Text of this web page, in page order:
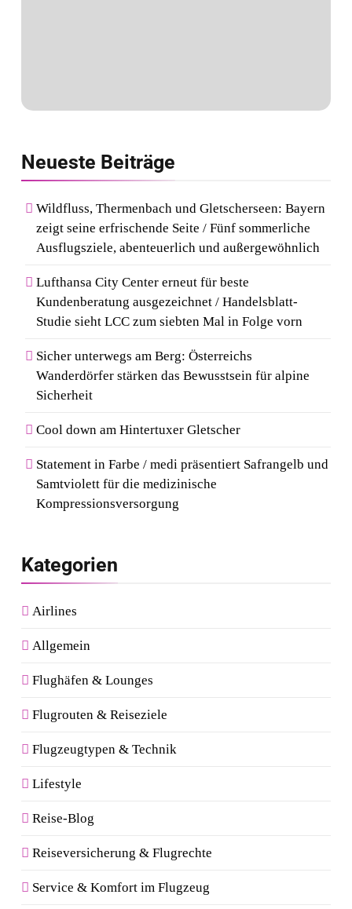
Neueste Beiträge
Wildfluss, Thermenbach und Gletscherseen: Bayern
zeigt seine erfrischende Seite / Fünf sommerliche
Ausflugsziele, abenteuerlich und außergewöhnlich
Lufthansa City Center erneut für beste
Kundenberatung ausgezeichnet / Handelsblatt-
Studie sieht LCC zum siebten Mal in Folge vorn
Sicher unterwegs am Berg: Österreichs
Wanderdörfer stärken das Bewusstsein für alpine
Sicherheit
Cool down am Hintertuxer Gletscher
Statement in Farbe / medi präsentiert Safrangelb und
Samtviolett für die medizinische
Kompressionsversorgung
Kategorien
Airlines
Allgemein
Flughäfen & Lounges
Flugrouten & Reiseziele
Flugzeugtypen & Technik
Lifestyle
Reise-Blog
Reiseversicherung & Flugrechte
Service & Komfort im Flugzeug